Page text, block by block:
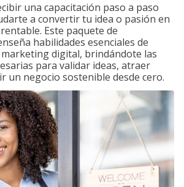
una capacitación paso a paso
a convertir tu idea o pasión en
Este paquete de
habilidades esenciales de
digital, brindándote las
para validar ideas, atraer
un negocio sostenible desde cero.